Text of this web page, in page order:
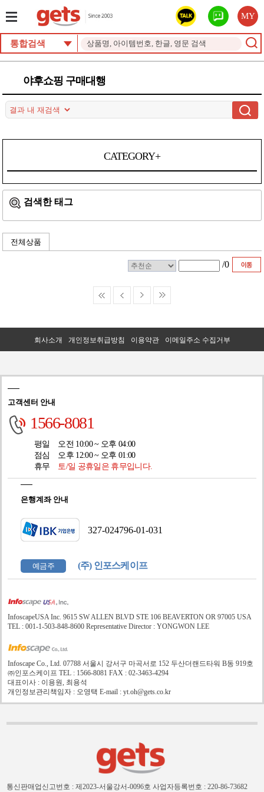
MY
통합검색
야후쇼핑 구매대행
CATEGORY+
검색한 태그
전체상품
/0
회사소개 개인정보취급방침 이용약관 이메일주소 수집거부
고객센터 안내
1566-8081
평일
오전 10:00 ~ 오후 04:00
점심
오후 12:00 ~ 오후 01:00
휴무
토/일 공휴일은 휴무입니다.
은행계좌 안내
327-024796-01-031
예금주 (주) 인포스케이프
InfoscapeUSA Inc. 9615 SW ALLEN BLVD STE 106 BEAVERTON OR 97005 USA
TEL : 001-1-503-848-8600 Representative Director : YONGWON LEE
Infoscape Co., Ltd. 07788 서울시 강서구 마곡서로 152 두산더랜드타워 B동 919호
㈜인포스케이프 TEL : 1566-8081 FAX : 02-3463-4294
대표이사 : 이용원, 최용석
개인정보관리책임자 : 오영택 E-mail : yt.oh@gets.co.kr
통신판매업신고번호 : 제2023-서울강서-0096호 사업자등록번호 : 220-86-73682